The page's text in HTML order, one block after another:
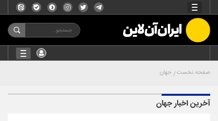
صفحه نخست جهان
آخرین اخبار جهان